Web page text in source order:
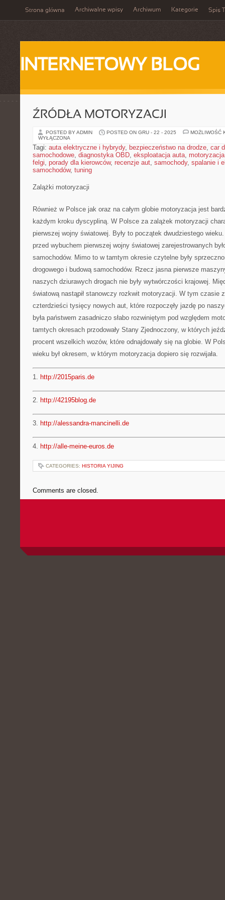
Strona główna Archiwalne wpisy Archiwum Kategorie Spis
INTERNETOWY BLOG
ŹRÓDŁA MOTORYZACJI
POSTED BY ADMIN POSTED ON GRU - 22 - 2025
MOŻLIWOŚĆ
WYŁĄCZONA
Tagi: auta elektryczne i hybrydy, bezpieczeństwo na drodze, car
samochodowe, diagnostyka OBD, eksploatacja auta, motoryzacja
felgi, porady dla kierowców, recenzje aut, samochody, spalanie i
samochodów, tuning
Zalążki motoryzacji
Również w Polsce jak oraz na całym globie motoryzacja jest
każdym kroku dyscypliną. W Polsce za zalążek motoryzacji
pierwszej wojny światowej. Były to początek dwudziestego
przed wybuchem pierwszej wojny światowej zarejestrowanych
samochodów. Mimo to w tamtym okresie czytelne były
drogowego i budową samochodów. Rzecz jasna pierwsze
naszych dziurawych drogach nie były wytwórczości krajowej.
światową nastąpił stanowczy rozkwit motoryzacji. W tym czasie
czterdzieści tysięcy nowych aut, które rozpoczęły jazdę po
była państwem zasadniczo słabo rozwiniętym pod względem
tamtych okresach przodowały Stany Zjednoczony, w których
procent wszelkich wozów, które odnajdowały się na globie. W
wieku był okresem, w którym motoryzacja dopiero się rozwijała.
1. http://2015paris.de
2. http://42195blog.de
3. http://alessandra-mancinelli.de
4. http://alle-meine-euros.de
CATEGORIES: HISTORIA YIJING
Comments are closed.